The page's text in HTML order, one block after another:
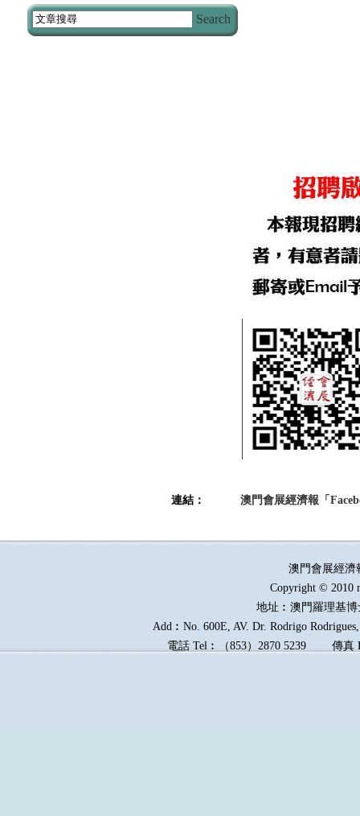
Search
連結： 澳門會展經濟報「
澳門會展經
Copyright © 2010
地址︰澳門羅理基
Add︰No. 600E, AV. Dr. Rodrigo
電話 Tel︰（853）2870 5239傳真